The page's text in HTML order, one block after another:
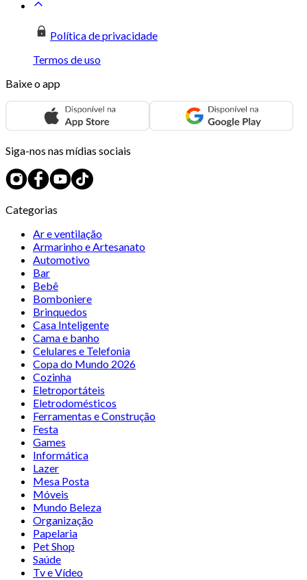
Política de privacidade
Termos de uso
Baixe o app
Siga-nos nas mídias sociais
Categorias
Ar e ventilação
Armarinho e Artesanato
Automotivo
Bar
Bebê
Bomboniere
Brinquedos
Casa Inteligente
Cama e banho
Celulares e Telefonia
Copa do Mundo 2026
Cozinha
Eletroportáteis
Eletrodomésticos
Ferramentas e Construção
Festa
Games
Informática
Lazer
Mesa Posta
Móveis
Mundo Beleza
Organização
Papelaria
Pet Shop
Saúde
Tv e Vídeo